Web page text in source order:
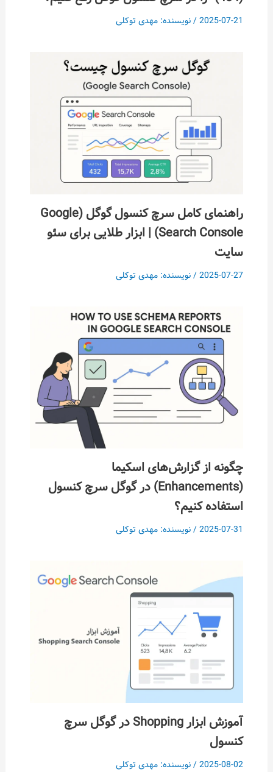
2025-07-21/ نویسنده: مهدی توکلی
راهنمای کامل سرچ کنسول گوگل (Google
Search Console) | ابزار طلایی برای سئو
سایت
2025-07-27/ نویسنده: مهدی توکلی
چگونه از گزارش‌های اسکیما
(Enhancements) در گوگل سرچ کنسول
استفاده کنیم؟
2025-07-31/ نویسنده: مهدی توکلی
آموزش ابزار Shopping در گوگل سرچ
کنسول
2025-08-02/ نویسنده: مهدی توکلی